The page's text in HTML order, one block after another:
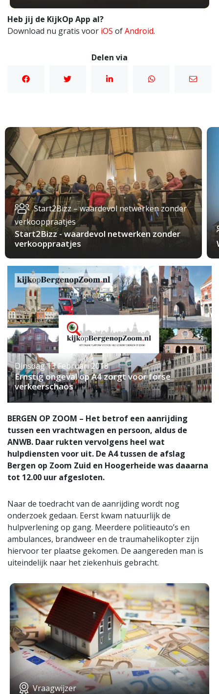
Heb jij de KijkOp App al?
Download nu gratis voor iOS ofAndroid.
Delen via
Start2Bizz – waardevol netwerken zonder
verkooppraatjes
Start2Bizz - waardevol netwerken zonder
verkooppraatjes
Dinsdag 13 Februari 2018
Ernstig ongeval op A4 zorgt voor forse
verkeerschaos
BERGEN OP ZOOM – Het betrof een aanrijding
tussen een vrachtwagen en persoon, aldus de
ANWB. Daar rukten vervolgens heel wat
hulpdiensten voor uit. De A4 tussen de afslag
Bergen op Zoom Zuid en Hoogerheide was daaarna
tot 12.00 uur afgesloten.
Naar de toedracht van de aanrijding wordt nog
onderzoek gedaan. Eerst kwam natuurlijk de
hulpverlening op gang. Meerdere politieauto’s en
ambulances, brandweer en de traumahelikopter zijn
hiervoor ter plaatse gekomen. De aangereden man is
uiteindelijk naar het ziekenhuis gebracht.
Vraagwijzer